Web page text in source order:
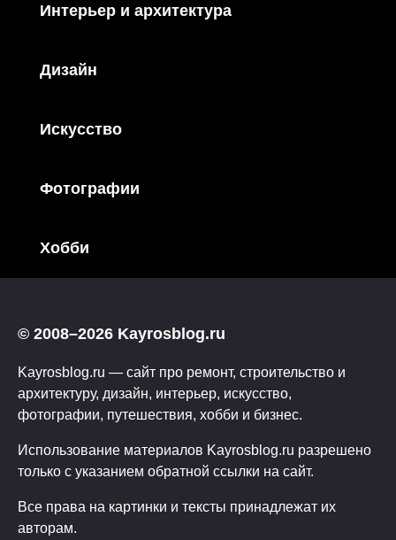
Интерьер и архитектура
Дизайн
Искусство
Фотографии
Хобби
© 2008–2026 Kayrosblog.ru
Kayrosblog.ru — сайт про ремонт, строительство и
архитектуру, дизайн, интерьер, искусство,
фотографии, путешествия, хобби и бизнес.
Использование материалов Kayrosblog.ru разрешено
только с указанием обратной ссылки на сайт.
Все права на картинки и тексты принадлежат их
авторам.